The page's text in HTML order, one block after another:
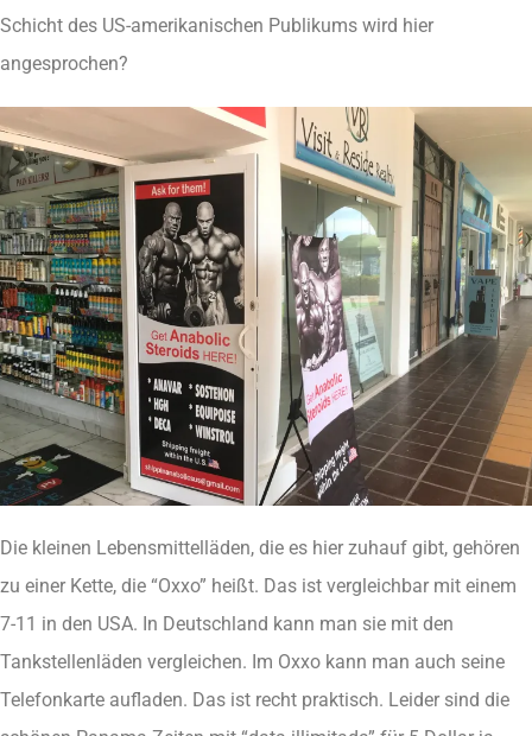
Schicht des US-amerikanischen Publikums wird hier
angesprochen?
Die kleinen Lebensmittelläden, die es hier zuhauf gibt, gehören
zu einer Kette, die “Oxxo” heißt. Das ist vergleichbar mit einem
7-11 in den USA. In Deutschland kann man sie mit den
Tankstellenläden vergleichen. Im Oxxo kann man auch seine
Telefonkarte aufladen. Das ist recht praktisch. Leider sind die